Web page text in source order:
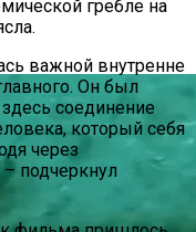
Сбои В
гребле на
важной внутренне
Он был
соединение
который себя
через
подчеркнул